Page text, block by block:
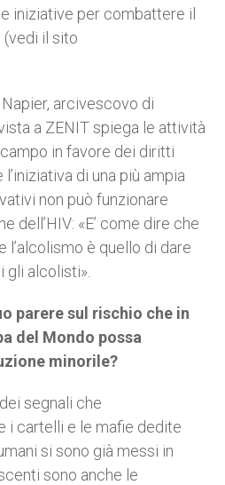
iniziative per combattere il
il sito
arcivescovo di
a ZENIT spiega le attività
in favore dei diritti
di una più ampia
non può funzionare
dell’HIV: «E’ come dire che
l’alcolismo è quello di dare
gli alcolisti».
parere sul rischio che in
del Mondo possa
minorile?
segnali che
i cartelli e le mafie dedite
si sono già messi in
sono anche le